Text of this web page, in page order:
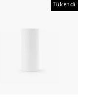
Tükendi